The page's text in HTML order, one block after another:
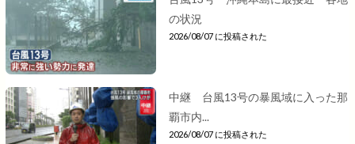
の状況
2026/08/07 に投稿された
中継 台風13号の暴風域に入った那
覇市内...
2026/08/07 に投稿された